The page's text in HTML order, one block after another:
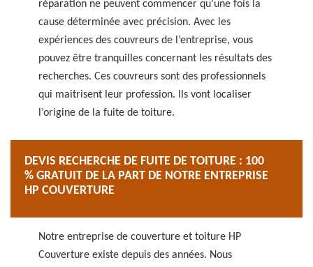
réparation ne peuvent commencer qu’une fois la
cause déterminée avec précision. Avec les
expériences des couvreurs de l’entreprise, vous
pouvez être tranquilles concernant les résultats des
recherches. Ces couvreurs sont des professionnels
qui maitrisent leur profession. Ils vont localiser
l’origine de la fuite de toiture.
DEVIS RECHERCHE DE FUITE DE TOITURE : 100
% GRATUIT DE LA PART DE NOTRE ENTREPRISE
HP COUVERTURE
Notre entreprise de couverture et toiture HP
Couverture existe depuis des années. Nous